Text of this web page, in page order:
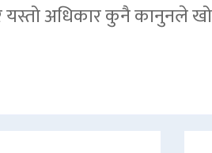
अधिकार कुनै कानुनले